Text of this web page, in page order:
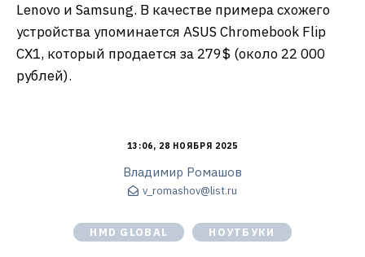
Lenovo и Samsung. ​В качестве примера схожего
устройства упоминается ASUS Chromebook Flip
CX1, который продается за 279$ (около 22 000
рублей).
13:06, 28 НОЯБРЯ 2025
Владимир Ромашов
v_romashov@list.ru
HMD GLOBAL НОУТБУКИ